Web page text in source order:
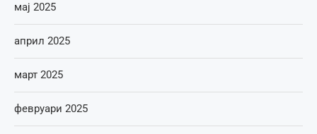
мај 2025
април 2025
март 2025
февруари 2025